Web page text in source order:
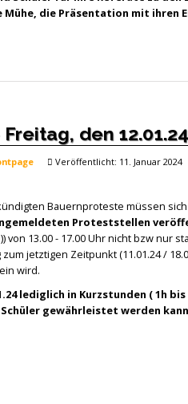
die Präsentation mit ihren
den 12.01.24
Veröffentlicht: 11. Januar 2024
Bauernproteste müssen
Proteststellen
von 13.00 - 17.00 Uhr nicht bzw nur
jetztigen Zeitpunkt (11.01.24 /
wird.
lediglich in Kurzstunden ( 1h
gewährleistet werden